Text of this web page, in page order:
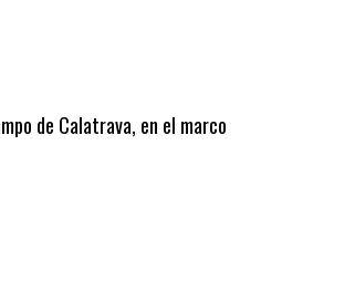
de Calatrava, en el marco